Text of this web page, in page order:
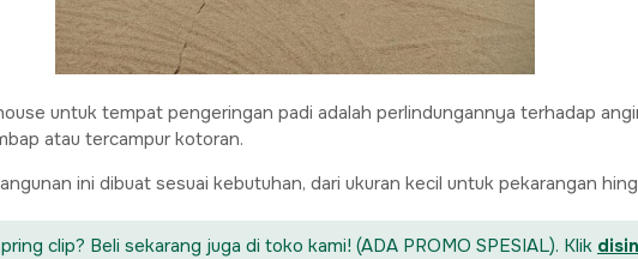
untuk tempat pengeringan padi adalah perlindungannya terhadap
atau tercampur kotoran.
ini dibuat sesuai kebutuhan, dari ukuran kecil untuk pekarangan
clip? Beli sekarang juga di toko kami! (ADA PROMO SPESIAL). Klik